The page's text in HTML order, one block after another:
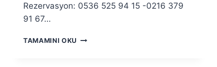
Rezervasyon: 0536 525 94 15 -0216 379
91 67…
TAMAMINI OKU 29